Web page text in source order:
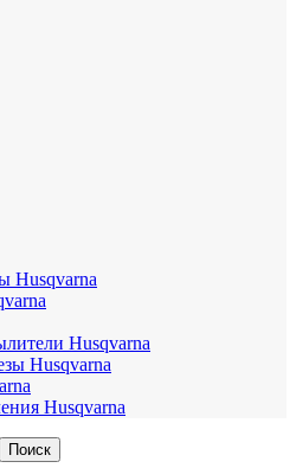
Husqvarna
Husqvarna
Husqvarna
Husqvarna
Поиск